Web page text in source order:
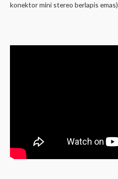
konektor mini stereo berlapis emas)